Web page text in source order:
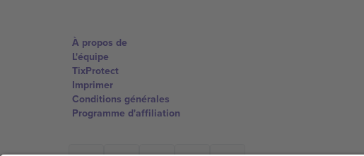
À propos de
L'équipe
TixProtect
Imprimer
Conditions générales
Programme d'affiliation